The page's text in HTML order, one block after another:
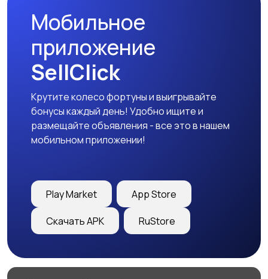
Мобильное
приложение
SellClick
Крутите колесо фортуны и выигрывайте
бонусы каждый день! Удобно ищите и
размещайте объявления - все это в нашем
мобильном приложении!
Play Market App Store
Скачать APK RuStore